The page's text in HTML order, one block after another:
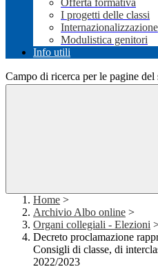
Offerta formativa
I progetti delle classi
Internazionalizzazione
Modulistica genitori
Info utili
Campo di ricerca per le pagine del
Home >
Archivio Albo online >
Organi collegiali - Elezioni
Decreto proclamazione
Consigli di classe, di
2022/2023